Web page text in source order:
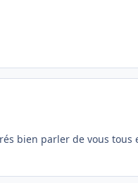
bien parler de vous tous